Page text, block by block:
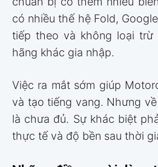
có nhiều thế hệ Fold,
tiếp theo và không loại trừ
hãng khác gia nhập.
Việc ra mắt sớm giúp
và tạo tiếng vang. Nhưng
là chưa đủ. Sự khác biệt
thực tế và độ bền sau thời